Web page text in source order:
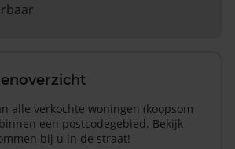
alle verkochte woningen (koopsom
een postcodegebied. Bekijk
bij u in de straat!